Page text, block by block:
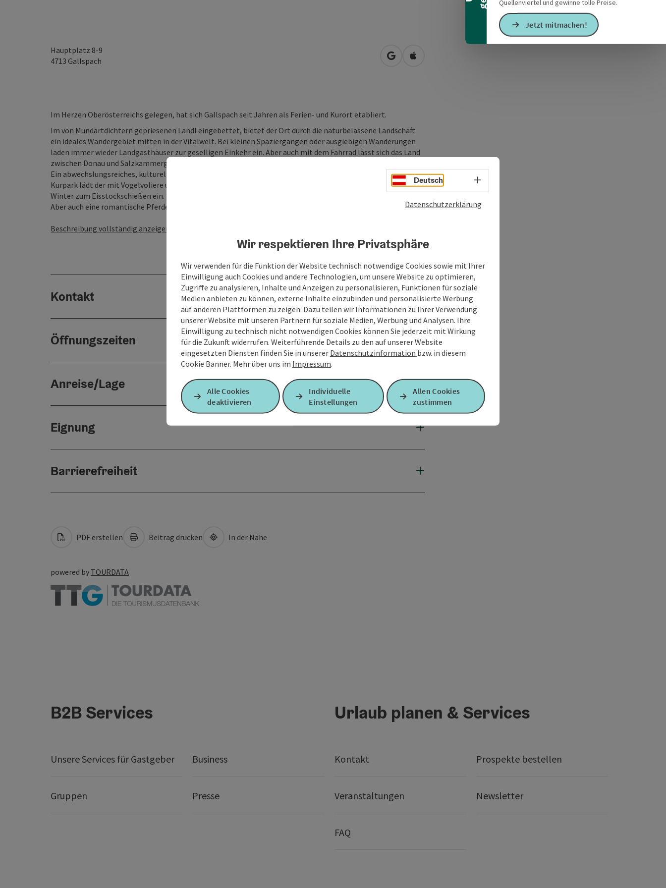
Quellenviertel und gewinne tolle Preise.
Jetzt mitmachen!
Hauptplatz 8-9
4713 Gallspach in Google Maps öffnen
in Apple Maps öffnen
Im Herzen Oberösterreichs gelegen, hat sich Gallspach seit Jahren als Ferien- und Kurort etabliert.
Im von Mundartdichtern gepriesenen Landl eingebettet, bietet der Ort durch die naturbelassene Landschaft
ein ideales Wandergebiet mitten in der Vitalwelt. Bei kleinen Spaziergängen oder ausgiebigen Wanderungen
laden immer wieder Landgasthäuser zur geselligen Einkehr ein. Aber auch mit dem Fahrrad lässt sich das Land
zwischen Donau und Salzkammergut erforschen.
Ein abwechslungsreiches, kulturelles Programm wird ganzjährig angeboten. Ne­ben dem liebevoll gepflegten
Kurpark lädt der mit Vogelvoliere und Teichbiotopen gestaltete Naturpark im Sommer zum Verweilen und im
Winter zum Eisstockschießen ein.
Aber auch eine romantische Pferdekutschenfahrt zählt ...
Beschreibung vollständig anzeigen
Kontakt
Öffnungszeiten
Anreise/Lage
Eignung
Barrierefreiheit
PDF erstellen Beitrag drucken In der Nähe
powered by TOURDATA
B2B Services
Unsere Services für Gastgeber Business
Gruppen Presse
Urlaub planen & Services
Kontakt Prospekte bestellen
Veranstaltungen Newsletter
FAQ
Deutsch Sprachwahl - Menü öffnen
Datenschutzerklärung
Wir respektieren Ihre Privatsphäre
Wir verwenden für die Funktion der Website technisch notwendige Cookies sowie mit Ihrer
Einwilligung auch Cookies und andere Technologien, um unsere Website zu optimieren,
Zugriffe zu analysieren, Inhalte und Anzeigen zu personalisieren, Funktionen für soziale
Medien anbieten zu können, externe Inhalte einzubinden und personalisierte Werbung
auf anderen Plattformen zu zeigen. Dazu teilen wir Informationen zu Ihrer Verwendung
unserer Website mit unseren Partnern für soziale Medien, Werbung und Analysen. Ihre
Einwilligung zu technisch nicht notwendigen Cookies können Sie jederzeit mit Wirkung
für die Zukunft widerrufen. Weiterführende Details zu den auf unserer Website
eingesetzten Diensten finden Sie in unserer Datenschutzinformation bzw. in diesem
Cookie Banner. Mehr über uns im Impressum.
Alle Cookies
deaktivieren
Individuelle
Einstellungen
Allen Cookies
zustimmen